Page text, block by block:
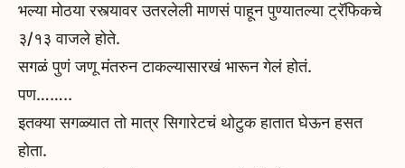
भल्या मोठया रस्त्यावर उतरलेली माणसं पाहून पुण्यातल्या ट्रॅफिकचे
३/१३ वाजले होते.
सगळं पुणं जणू मंतरुन टाकल्यासारखं भारून गेलं होतं.
पण……..
इतक्या सगळ्यात तो मात्र सिगारेटचं थोटुक हातात घेऊन हसत
होता.